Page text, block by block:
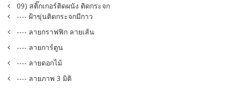
09) สติ๊กเกอร์ติดผนัง ติดกระจก
---- ฝ้าขุ่นติดกระจกมีกาว
---- ลายกราฟฟิก ลายเส้น
---- ลายการ์ตูน
---- ลายดอกไม้
---- ลายภาพ 3 มิติ